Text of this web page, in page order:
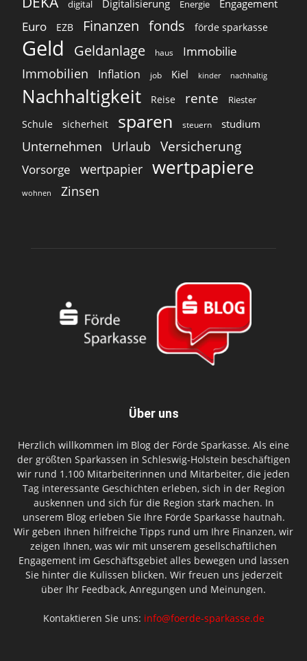
digital Digitalisierung Energie Engagement
Euro EZB Finanzen fonds förde sparkasse
Geld Geldanlage haus Immobilie
Immobilien Inflation job Kiel kinder nachhaltig
Nachhaltigkeit Reise rente Riester
Schule sicherheit sparen steuern studium
Unternehmen Urlaub Versicherung
Vorsorge wertpapier wertpapiere
wohnen Zinsen
Über uns
Herzlich willkommen im Blog der Förde Sparkasse. Als eine
der größten Sparkassen in Schleswig-Holstein beschäftigen
wir rund 1.100 Mitarbeiterinnen und Mitarbeiter, die jeden
Tag interessante Geschichten erleben, sich in der Region
auskennen und sich für die Region stark machen. In
unserem Blog erleben Sie Ihre Förde Sparkasse hautnah.
Wir geben Ihnen hilfreiche Tipps rund um Ihre Finanzen, wir
zeigen Ihnen, was wir mit unserem gesellschaftlichen
Engagement im Geschäftsgebiet alles bewegen und lassen
Sie hinter die Kulissen blicken. Wir freuen uns jederzeit
über Ihr Feedback, Anregungen und Meinungen.
Kontaktieren Sie uns: info@foerde-sparkasse.de